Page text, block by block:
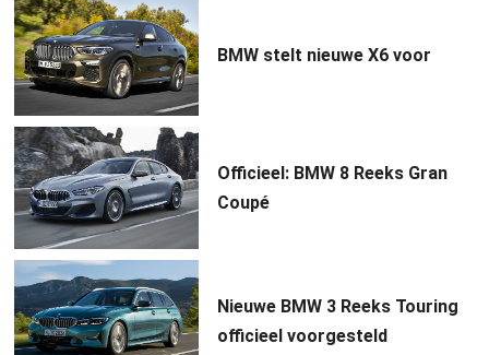
BMW stelt nieuwe X6 voor
Officieel: BMW 8 Reeks Gran
Coupé
Nieuwe BMW 3 Reeks Touring
officieel voorgesteld